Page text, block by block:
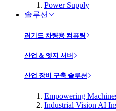
Power Supply
솔루션
러기드 차량용 컴퓨팅
산업 & 엣지 서버
산업 장비 구축 솔루션
Empowering
Industrial Vision AI